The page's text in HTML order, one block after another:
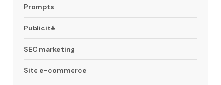
Prompts
Publicité
SEO marketing
Site e-commerce